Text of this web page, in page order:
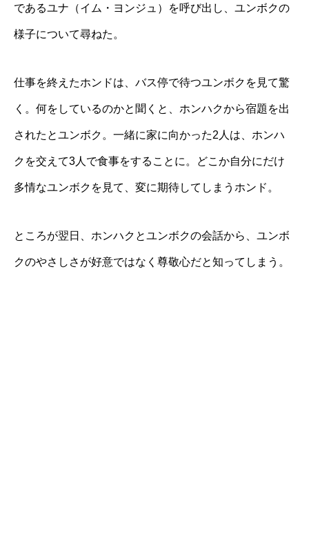
であるユナ（イム・ヨンジュ）を呼び出し、ユンボクの
様子について尋ねた。
仕事を終えたホンドは、バス停で待つユンボクを見て驚
く。何をしているのかと聞くと、ホンハクから宿題を出
されたとユンボク。一緒に家に向かった2人は、ホンハ
クを交えて3人で食事をすることに。どこか自分にだけ
多情なユンボクを見て、変に期待してしまうホンド。
ところが翌日、ホンハクとユンボクの会話から、ユンボ
クのやさしさが好意ではなく尊敬心だと知ってしまう。